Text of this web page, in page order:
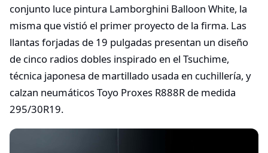
conjunto luce pintura Lamborghini Balloon White, la
misma que vistió el primer proyecto de la firma. Las
llantas forjadas de 19 pulgadas presentan un diseño
de cinco radios dobles inspirado en el Tsuchime,
técnica japonesa de martillado usada en cuchillería, y
calzan neumáticos Toyo Proxes R888R de medida
295/30R19.